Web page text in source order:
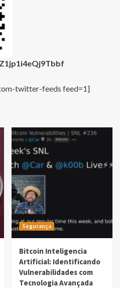
twitter-feeds feed=1]
Segurança
Bitcoin Inteligencia
Artificial: Identificando
Vulnerabilidades com
Tecnologia Avançada